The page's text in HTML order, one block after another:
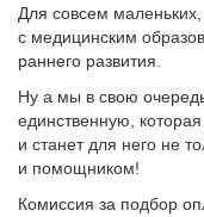
Для совсем
с медицинским
раннего развития.
Ну а мы в свою
единственную,
и станет для него не
и помощником!
Комиссия за подбор